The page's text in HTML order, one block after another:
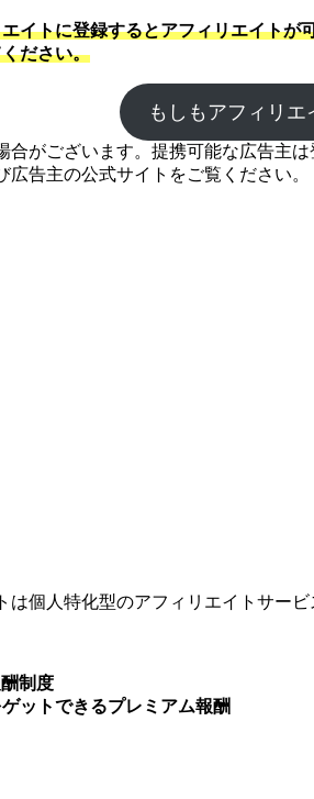
イトに登録するとアフィリエイト
ださい。
もしもアフィリ
合がございます。提携可能な広告主
告主の公式サイトをご覧ください。
は個人特化型のアフィリエイトサー
制度
ットできるプレミアム報酬